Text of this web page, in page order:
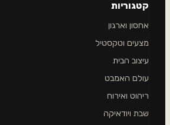
קטגוריות
אחסון וארגון
מצעים וטקסטיל
עיצוב הבית
עולם האמבט
ריהוט ואירוח
שבת ויודאיקה